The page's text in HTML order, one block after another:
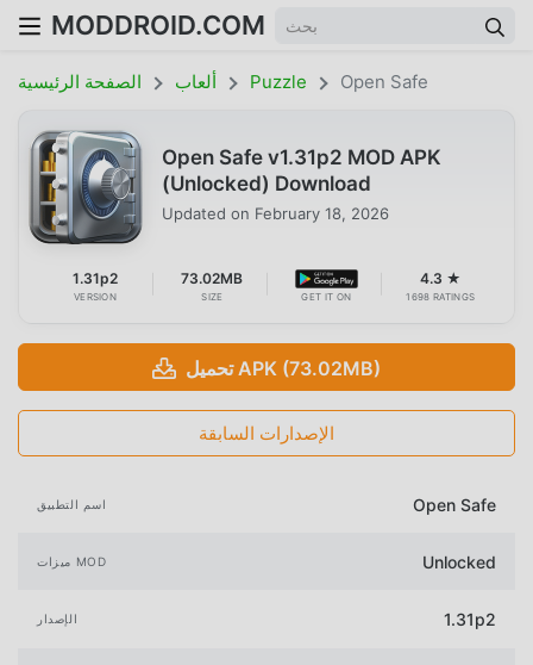
MODDROID.COM
الصفحة الرئيسية ألعاب Puzzle Open Safe
Open Safe v1.31p2 MOD APK
(Unlocked) Download
Updated on February 18, 2026
1.31p2
VERSION
73.02MB
SIZE GET IT ON
4.3 ★
1698 RATINGS
تحميل APK (73.02MB)
الإصدارات السابقة
اسم التطبيق Open Safe
ميزات MOD Unlocked
الإصدار 1.31p2